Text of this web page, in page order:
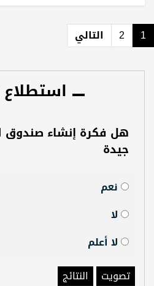
1
2 التالي
هل فكرة إنشاء صندوق
جيدة
نعم
لا
لا أعلم
تصويت
النتائج